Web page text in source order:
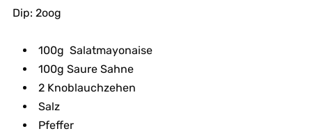
Dip: 2oog
100g Salatmayonaise
100g Saure Sahne
2 Knoblauchzehen
Salz
Pfeffer